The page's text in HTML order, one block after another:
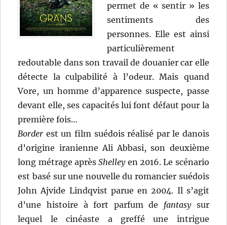
permet de « sentir » les
sentiments des
personnes. Elle est ainsi
particulièrement
redoutable dans son travail de douanier car elle
détecte la culpabilité à l’odeur. Mais quand
Vore, un homme d’apparence suspecte, passe
devant elle, ses capacités lui font défaut pour la
première fois…
Border est un film suédois réalisé par le danois
d’origine iranienne Ali Abbasi, son deuxième
long métrage aprèsShelleyen 2016. Le scénario
est basé sur une nouvelle du romancier suédois
John Ajvide Lindqvist parue en 2004. Il s’agit
d’une histoire à fort parfum de fantasysur
lequel le cinéaste a greffé une intrigue